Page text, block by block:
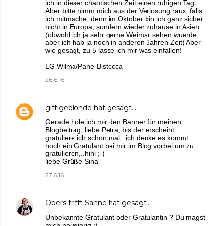
ich in dieser chaotischen Zeit einen ruhigen Tag.
Aber bitte nimm mich aus der Verlosung raus, falls
ich mitmache, denn im Oktober bin ich ganz sicher
nicht in Europa, sondern wieder zuhause in Asien
(obwohl ich ja sehr gerne Weimar sehen wuerde,
aber ich hab ja noch in anderen Jahren Zeit) Aber
wie gesagt, zu 5 lasse ich mir was einfallen!
LG Wilma/Pane-Bistecca
26.6.16
giftigeblonde hat gesagt…
Gerade hole ich mir den Banner für meinen
Blogbeitrag, liebe Petra, bis der erscheint
gratuliere ich schon mal,..ich denke es kommt
noch ein Gratulant bei mir im Blog vorbei um zu
gratulieren,..hihi ;-)
liebe Grüße Sina
27.6.16
Obers trifft Sahne hat gesagt…
Unbekannte Gratulant oder Gratulantin ? Du magst